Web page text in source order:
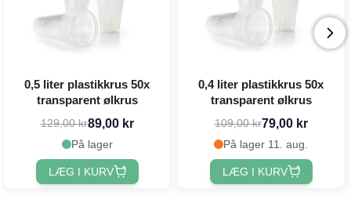
0,5 liter plastikkrus 50x
transparent ølkrus
129,00 kr89,00 kr
På lager
LÆG I KURV
0,4 liter plastikkrus 50x
transparent ølkrus
109,00 kr79,00 kr
På lager 11. aug.
LÆG I KURV